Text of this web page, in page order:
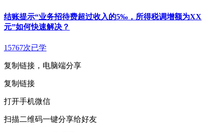
结账提示“业务招待费超过收入的5‰，所得税调增额为XX
元”如何快速解决？
15767次已学
复制链接，电脑端分享
复制链接
打开手机微信
扫描二维码一键分享给好友